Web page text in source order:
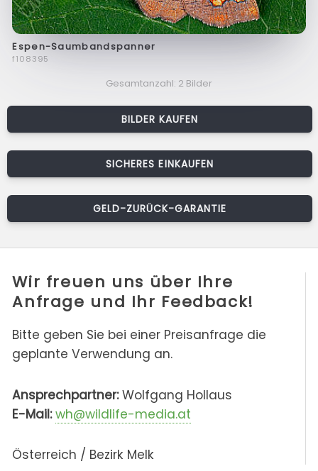
Espen-Saumbandspanner
f108395
Gesamtanzahl: 2 Bilder
BILDER KAUFEN
SICHERES EINKAUFEN
GELD-ZURÜCK-GARANTIE
Wir freuen uns über Ihre
Anfrage und Ihr Feedback!
Bitte geben Sie bei einer Preisanfrage die
geplante Verwendung an.
Ansprechpartner:Wolfgang Hollaus
E-Mail: wh@wildlife-media.at
Österreich / Bezirk Melk